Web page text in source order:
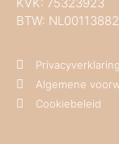
BTW:
Privacyverklaring
Algemene
Cookiebeleid